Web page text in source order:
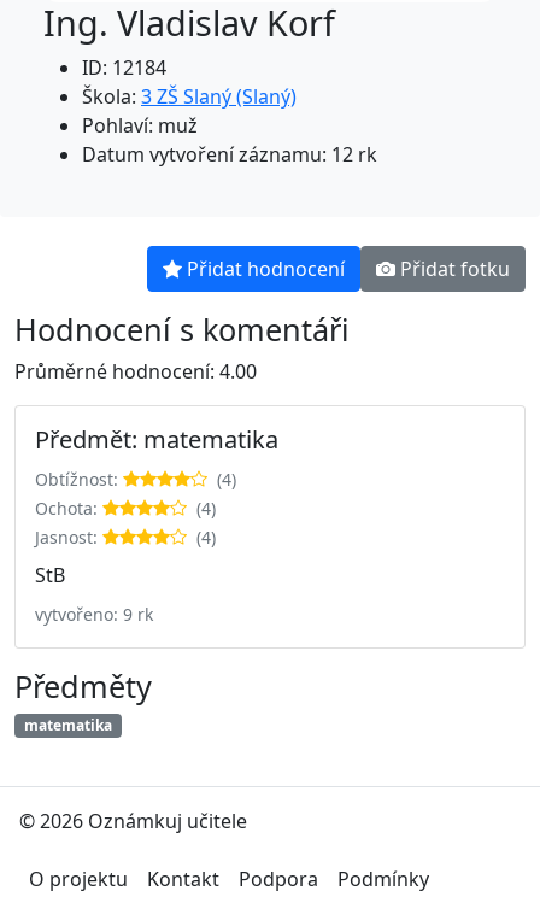
Ing. Vladislav Korf
ID: 12184
Škola: 3 ZŠ Slaný (Slaný)
Pohlaví: muž
Datum vytvoření záznamu: 12 rk
Přidat hodnocení Přidat fotku
Hodnocení s komentáři
Průměrné hodnocení: 4.00
Předmět: matematika
Obtížnost:
(4)
Ochota:
(4)
Jasnost:
(4)
StB
vytvořeno: 9 rk
Předměty
matematika
© 2026 Oznámkuj učitele
O projektu Kontakt Podpora Podmínky